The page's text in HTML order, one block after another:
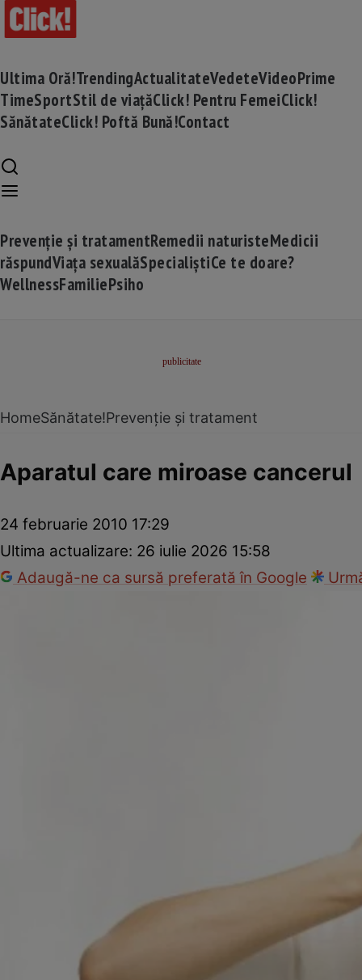
Ultima Oră!TrendingActualitateVedeteVideoPrime
TimeSportStil de viațăClick! Pentru FemeiClick!
SănătateClick! Poftă Bună!Contact
Prevenție și tratamentRemedii naturisteMedicii
răspundViața sexualăSpecialiștiCe te doare?
WellnessFamiliePsiho
HomeSănătate!Prevenție și tratament
Aparatul care miroase cancerul
24 februarie 2010 17:29
Ultima actualizare: 26 iulie 2026 15:58
Adaugă-ne ca sursă preferată în Google